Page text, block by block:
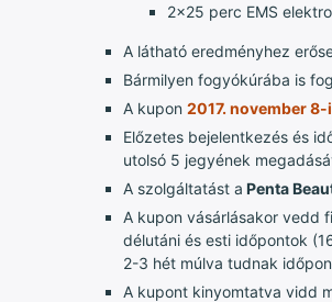
2×25 perc EMS
A látható eredményhez
Bármilyen fogyókúrába is
A kupon 2017. november 8-
Előzetes bejelentkezés és
utolsó 5 jegyének
A szolgáltatást a Penta
A kupon vásárlásakor vedd
délutáni és esti időpontok
2-3 hét múlva tudnak
A kupont kinyomtatva vidd